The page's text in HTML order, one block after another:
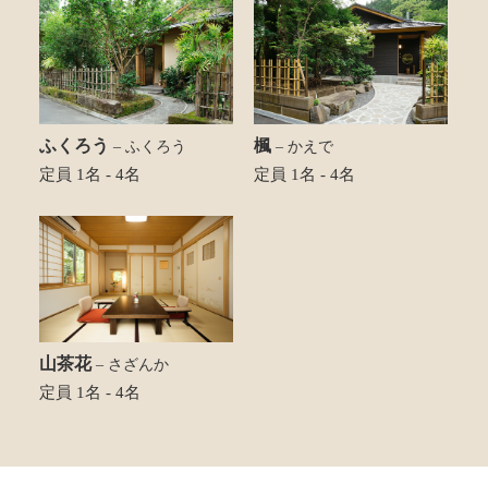
ふくろう – ふくろう
定員 1名 - 4名
楓 – かえで
定員 1名 - 4名
山茶花– さざんか
定員 1名 - 4名